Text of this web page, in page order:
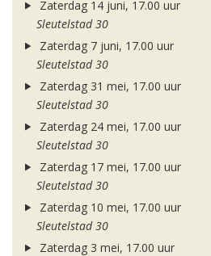
Zaterdag 14 juni, 17.00 uur
Sleutelstad 30
Zaterdag 7 juni, 17.00 uur
Sleutelstad 30
Zaterdag 31 mei, 17.00 uur
Sleutelstad 30
Zaterdag 24 mei, 17.00 uur
Sleutelstad 30
Zaterdag 17 mei, 17.00 uur
Sleutelstad 30
Zaterdag 10 mei, 17.00 uur
Sleutelstad 30
Zaterdag 3 mei, 17.00 uur